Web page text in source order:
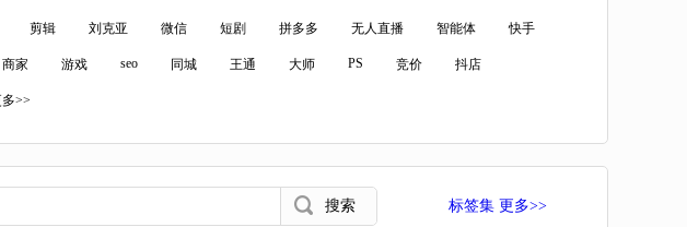
剪辑 刘克亚 微信 短剧 拼多多 无人直播 智能体 快手
商家 游戏 seo 同城 王通 大师 PS 竞价 抖店
>>
标签集 更多>>